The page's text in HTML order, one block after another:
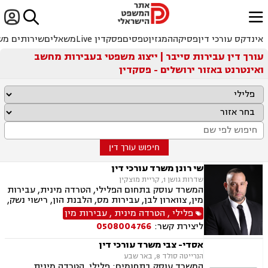

ﱐ
אינדקס עורכי דיןפסיקההמגזיןטפסיםפסקדין Live משאליםשירותים
עורך דין עבירות סייבר | ייצוג משפטי בעבירות מחשב
ואינטרנט באזור ירושלים - פסקדין
חיפוש עורך דין
שי רונן משרד עורכי דין
שדרות גושן 1, קריית מוצקין
המשרד עוסק בתחום הפלילי, הטרדה מינית, עבירות
מין, צווארון לבן, עבירות מס, הלבנת הון, רישוי נשק,
ייצוג קטינים, אלימות במשפחה, עבירות סמים, ועדת
שחרורים, עבירות סייבר, סירוב ויזה לארה"ב, מחיקת
רישום פלילי הסגרה ופשיעה בינלאומית, נפגעי
עבירה.
פלילי, הטרדה מינית ,עבירות מין
ליצירת קשר: 0508004766
אסדי- צבי משרד עורכי דין
הנרייטה סולד 8, באר שבע